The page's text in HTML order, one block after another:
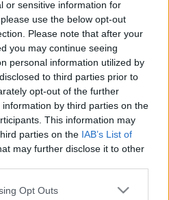
or sensitive information for
use the below opt-out
Please note that after your
you may continue seeing
personal information utilized by
to third parties prior to
opt-out of the further
by third parties on the
This information may
parties on the IAB’s List of
may further disclose it to other
app uses one or more Google
Opt Outs
8 millió forintot különített el
A 11-ES HUSZÁR
HASZNÁLT
ÁLLAPOTBAN
BÉRLETI DÍJAT
a volt parancsnoki épületet
Bezárhatják az ingatlant.
SZOMBATHELYI NŐ